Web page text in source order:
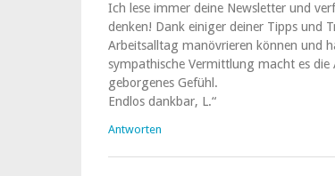
Ich lese immer deine Newsletter und
denken! Dank einiger deiner Tipps und
Arbeitsalltag manövrieren können und
sympathische Vermittlung macht es
geborgenes Gefühl.
Endlos dankbar, L.“
Antworten